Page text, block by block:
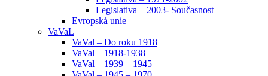
Legislativa – 2003- Současnost
Evropská unie
VaVaL
VaVal – Do roku 1918
VaVal – 1918-1938
VaVal – 1939 – 1945